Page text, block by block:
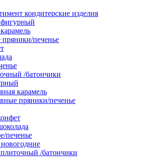
кондитерские изделия
печенье
/батончики
карамель
пряники/печенье
печенье
/батончики